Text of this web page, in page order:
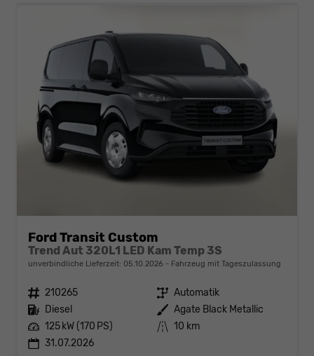
Ford Transit Custom
Trend Aut 320L1 LED Kam Temp 3S
unverbindliche Lieferzeit: 05.10.2026 Fahrzeug mit Tageszulassung
Fahrzeugnr. 210265 Getriebe Automatik
Kraftstoff Diesel Außenfarbe Agate Black Metallic
Leistung 125 kW (170 PS) Kilometerstand 10 km
31.07.2026